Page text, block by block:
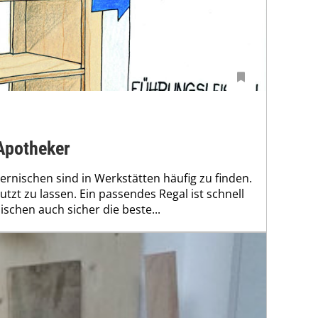
sind in Werkstätten häufig zu finden.
zu lassen. Ein passendes Regal ist schnell
auch sicher die beste...